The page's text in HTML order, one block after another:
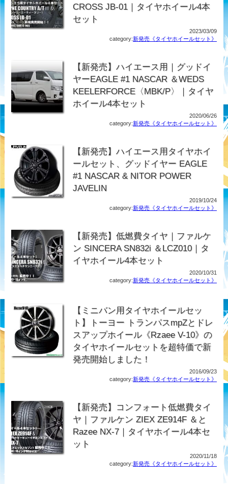
CROSS JB-01｜タイヤホイール4本
セット
2023/03/09
category:新発売《タイヤホイールセット》
【新発売】ハイエース用｜グッドイ
ヤーEAGLE #1 NASCAR ＆WEDS
KEELERFORCE〈MBK/P〉｜タイヤ
ホイール4本セット
2020/06/26
category:新発売《タイヤホイールセット》
【新発売】ハイエース用タイヤホイ
ールセット、グッドイヤー EAGLE
#1 NASCAR & NITOR POWER
JAVELIN
2019/10/24
category:新発売《タイヤホイールセット》
【新発売】低燃費タイヤ｜ファルケ
ン SINCERA SN832i ＆LCZ010｜タ
イヤホイール4本セット
2020/10/31
category:新発売《タイヤホイールセット》
【ミニバン用タイヤホイールセッ
ト】トーヨー トランパスmpZとドレ
スアップホイール《Rzaee V-10》の
タイヤホイールセットを超特価で新
発売開始しました！
2016/09/23
category:新発売《タイヤホイールセット》
【新発売】コンフォート低燃費タイ
ヤ｜ファルケン ZIEX ZE914F ＆と
Razee NX-7｜タイヤホイール4本セ
ット
2020/11/18
category:新発売《タイヤホイールセット》